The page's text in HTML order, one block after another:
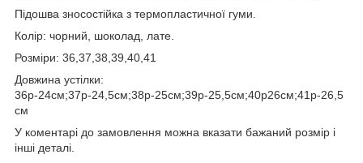
Підошва зносостійка з термопластичної гуми.
Колір: чорний, шоколад, лате.
Розміри: 36,37,38,39,40,41
Довжина устілки:
36р-24см;37р-24,5см;38р-25см;39р-25,5см;40р26см;41р-26,5
см
У коментарі до замовлення можна вказати бажаний розмір і
інші деталі.